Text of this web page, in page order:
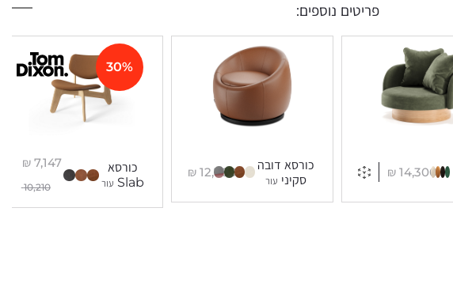
פריטים נוספים:
14,300
₪
כורסא דובה
סקיני עור
12,700
₪
כורסא
Slab עור
30%
7,147
₪
10,210